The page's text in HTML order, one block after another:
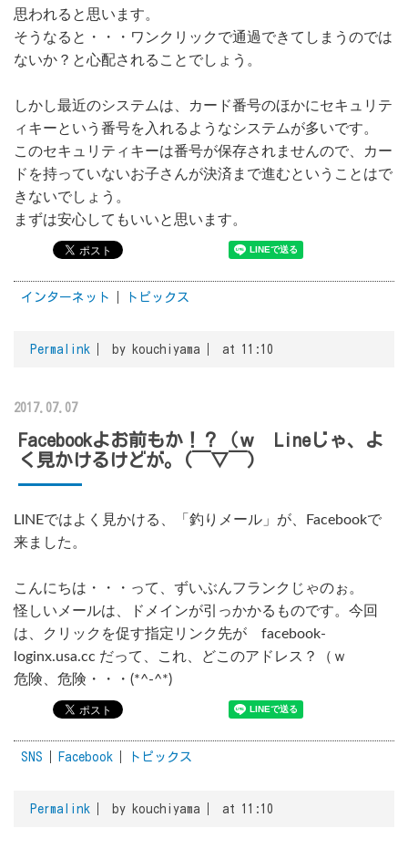
思われると思います。
そうなると・・・ワンクリックで通過できてしまうのでは
ないか？と心配されることでしょう。
しかし最近のシステムは、カード番号のほかにセキュリテ
ィキーという番号を入れるようなシステムが多いです。
このセキュリティキーは番号が保存されませんので、カー
ドを持っていないお子さんが決済まで進むということはで
きないでしょう。
まずは安心してもいいと思います。
インターネット トピックス
Permalink by kouchiyama at 11:10
2017.07.07
Facebookよお前もか！？（ｗ Lineじゃ、よ
く見かけるけどが。(￣▽￣)
LINEではよく見かける、「釣りメール」が、Facebookで
来ました。
こんにちは・・・って、ずいぶんフランクじゃのぉ。
怪しいメールは、ドメインが引っかかるものです。今回
は、クリックを促す指定リンク先が facebook-
loginx.usa.cc だって、これ、どこのアドレス？（ｗ
危険、危険・・・(*^-^*)
SNS Facebook トピックス
Permalink by kouchiyama at 11:10